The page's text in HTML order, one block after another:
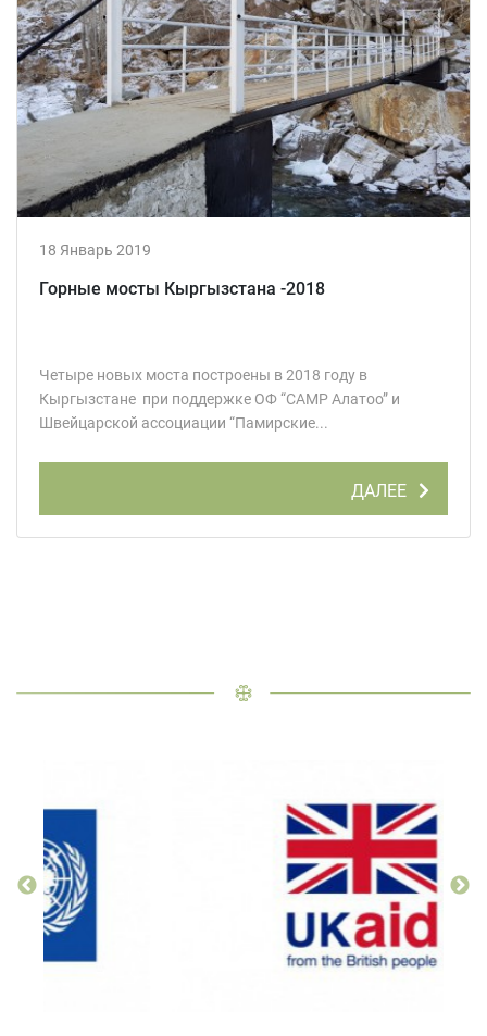
18 Январь 2019
Горные мосты Кыргызстана -2018
Четыре новых моста построены в 2018 году в
Кыргызстане при поддержке ОФ “CAMP Алатоо” и
Швейцарской ассоциации “Памирские...
ДАЛЕЕ